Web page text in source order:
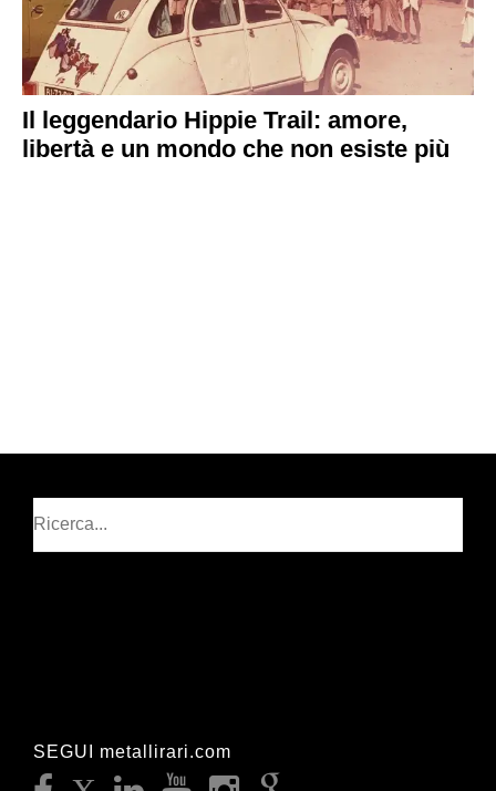
Il leggendario Hippie Trail: amore,
libertà e un mondo che non esiste più
SEGUI metallirari.com